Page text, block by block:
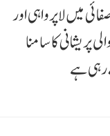
میں لاپرواہی اور
کا سامنا
رہی ہے